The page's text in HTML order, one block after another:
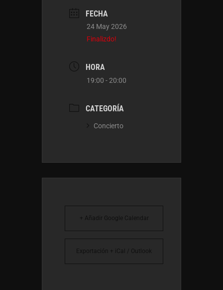
FECHA
24 May 2026
Finalizdo!
HORA
19:00 - 20:00
CATEGORÍA
Concierto
+ Añadir Google Calendar
Exportación + iCal / Outlook